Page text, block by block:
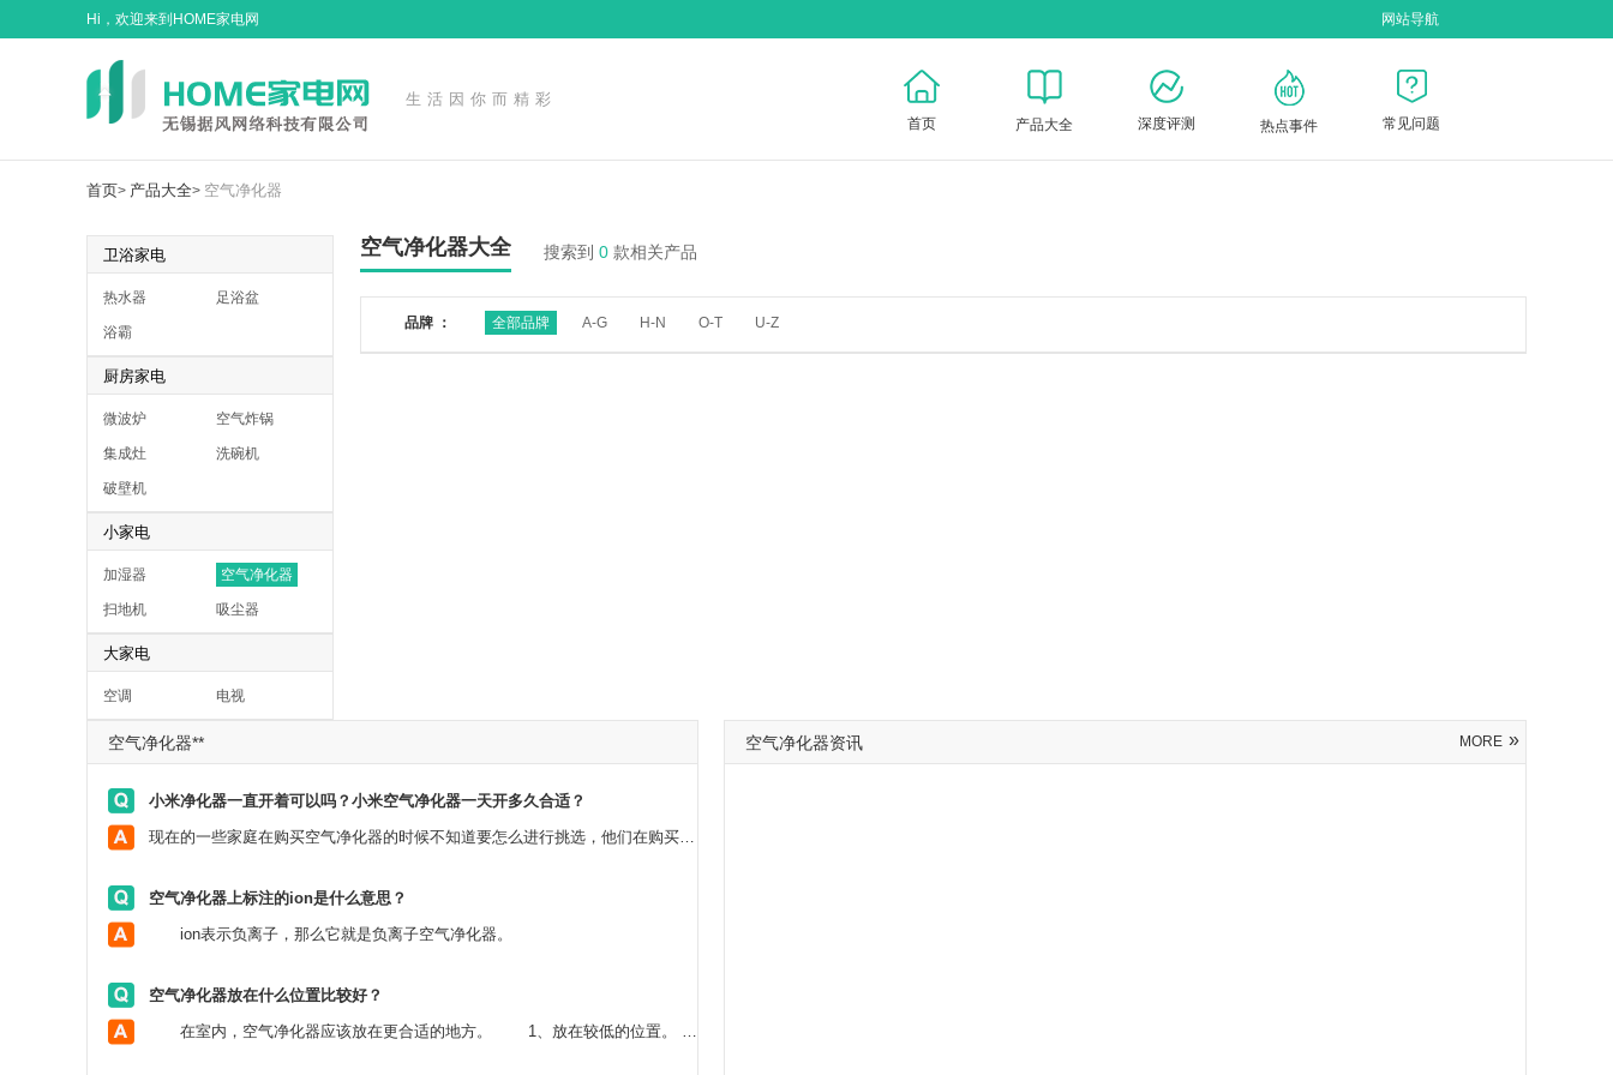
Hi，欢迎来到HOME家电网 网站导航
生活因你而精彩
首页 产品大全 深度评测 热点事件 常见问题
首页> 产品大全> 空气净化器
卫浴家电
热水器 足浴盆
浴霸
厨房家电
微波炉 空气炸锅
集成灶 洗碗机
破壁机
小家电
加湿器 空气净化器
扫地机 吸尘器
大家电
空调 电视
空气净化器大全 搜索到 0 款相关产品
品牌 ： 全部品牌 A-G H-N O-T U-Z
空气净化器**
小米净化器一直开着可以吗？小米空气净化器一天开多久合适？
现在的一些家庭在购买空气净化器的时候不知道要怎么进行挑选，他们在购买的时候特别纠结，其实现在市场上空气净化器有很多种类，购买**多的还是小米空气净化器，这款净化器的噪音小，功能多，使用起来也是比较方便的。这款净化器是可以一直开着，可以开一天，但不要每一天都是24小时开着。
空气净化器上标注的ion是什么意思？
ion表示负离子，那么它就是负离子空气净化器。
空气净化器放在什么位置比较好？
在室内，空气净化器应该放在更合适的地方。 1、放在较低的位置。 对一般家庭环境而言，位置较低的地方容易沉积细菌病毒和灰尘，空气净化器的排污量要低一些，同时比较好留出30厘米的空间。 2、放置在台面上。 如家中有人吸烟，建议将空气净化器放置在台面上，美观的外形不*能作装饰，而且能更有效地吸附空气中的烟粒。 3、放在房间的中央。 把空气净化器放在房间中间可以有效地让空气净化器进行吸入和排放空气，让净化效果更好，机器净化后的空气可以很好的排出，然后流通到室内的各个地方。
空气净化器资讯 MORE »